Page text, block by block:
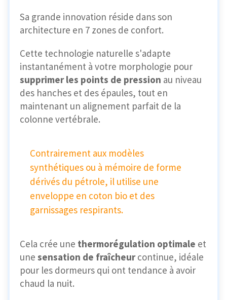
Sa grande innovation réside dans son
architecture en 7 zones de confort.
Cette technologie naturelle s'adapte
instantanément à votre morphologie pour
supprimer les points de pression au niveau
des hanches et des épaules, tout en
maintenant un alignement parfait de la
colonne vertébrale.
Contrairement aux modèles
synthétiques ou à mémoire de forme
dérivés du pétrole, il utilise une
enveloppe en coton bio et des
garnissages respirants.
Cela crée une thermorégulation optimale et
une sensation de fraîcheurcontinue, idéale
pour les dormeurs qui ont tendance à avoir
chaud la nuit.